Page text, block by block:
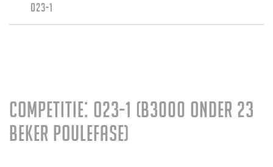
O23-1
Competitie: O23-1 (B3000 Onder 23
beker poulefase)